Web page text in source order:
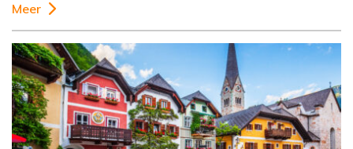
Meer